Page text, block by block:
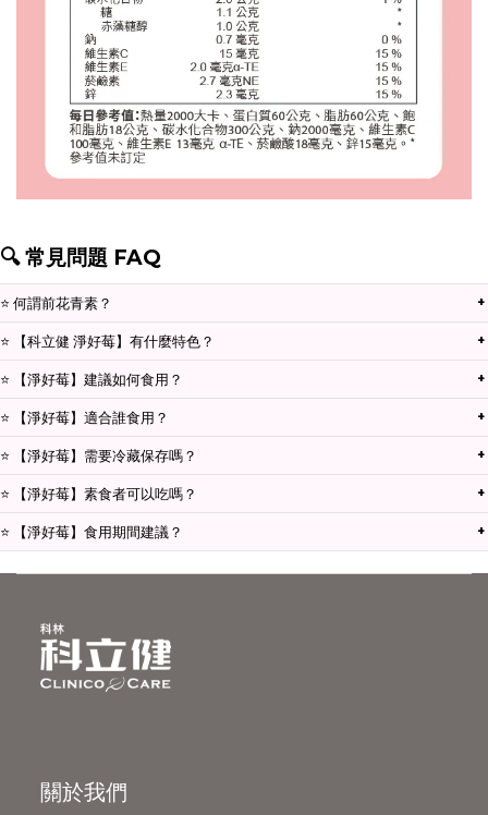
🔍 常見問題 FAQ
⭐ 何謂前花青素？ +
前花青素（PACs）與花青素（Anthocyanidin）不同。花青素屬於
黃酮類化合物，而蔓越莓的前花青素是植物界較為罕見的「A 型前
花青素」，也只有這種結構的前花青素，才能達到私密呵護的感
受。
⭐ 【科立健 淨好莓】有什麼特色？ +
淨好莓添加法國專利蔓越莓萃取物，每包含有 45 毫克以上的前花青
素，搭配適合女性的專利益生菌、D-甘露糖、法國洛神花、專利愛
宕柿、玻尿酸鈉、維生素 C，維持清新，為全方位呵護配方。
⭐ 【淨好莓】建議如何食用？ +
餐前與餐後皆可直接食用，或搭配 40 度以下常溫水服用。每日建議
食用量為 1～2 包。
⭐ 【淨好莓】適合誰食用？ +
注重私密保養、維持清新、調整體質、調節生理機能者，都適合食
用。
⭐ 【淨好莓】需要冷藏保存嗎？ +
置於常溫或陰涼乾燥處保存即可，無需冷藏。開封後請盡快食用。
⭐ 【淨好莓】素食者可以吃嗎？ +
全成分皆不含動物性成分，全素食者可安心食用。
⭐ 【淨好莓】食用期間建議？ +
關於我們